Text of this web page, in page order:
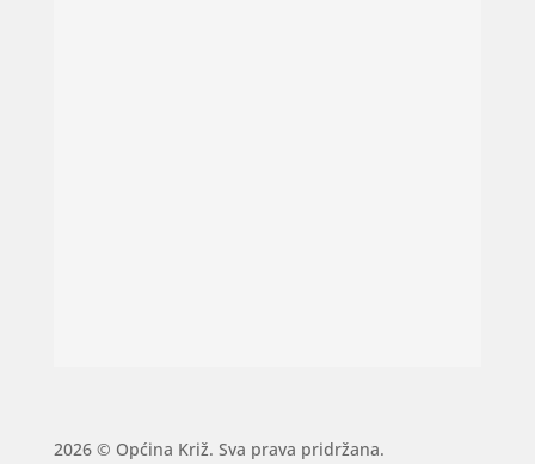
2026 © Općina Križ. Sva prava pridržana.